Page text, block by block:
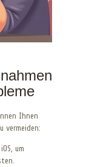
Ihnen
vermeiden:
um